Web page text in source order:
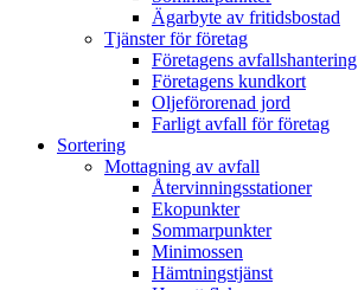
Ägarbyte av fritidsbostad
Tjänster för företag
Företagens avfallshantering
Företagens kundkort
Oljeförorenad jord
Farligt avfall för företag
Sortering
Mottagning av avfall
Återvinningsstationer
Ekopunkter
Sommarpunkter
Minimossen
Hämtningstjänst